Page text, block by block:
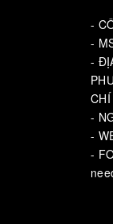
-
-
-
-
-
-